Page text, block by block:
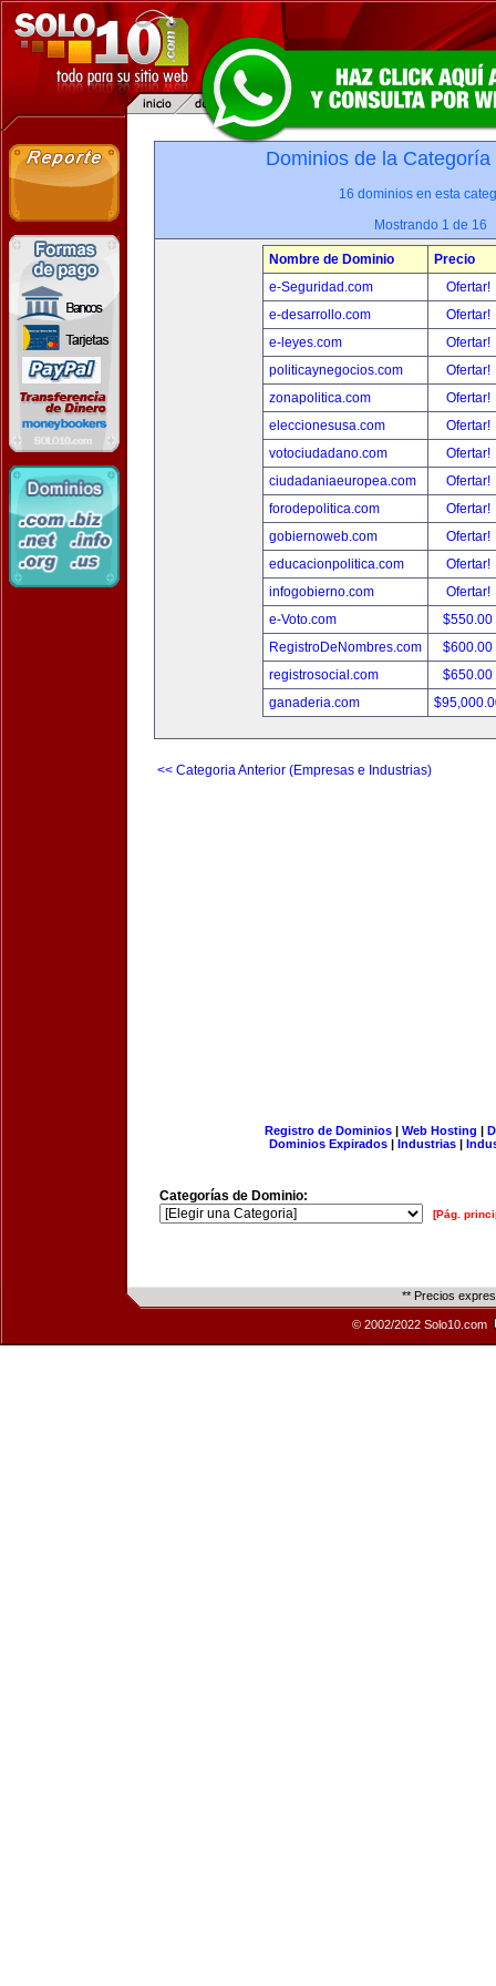
Dominios de la
16 dominios en esta
Mostrando 1 de 16
Nombre de Dominio
Precio
e-Seguridad.com
Ofertar!
e-desarrollo.com
Ofertar!
e-leyes.com
Ofertar!
politicaynegocios.com
Ofertar!
zonapolitica.com
Ofertar!
eleccionesusa.com
Ofertar!
votociudadano.com
Ofertar!
ciudadaniaeuropea.com
Ofertar!
forodepolitica.com
Ofertar!
gobiernoweb.com
Ofertar!
educacionpolitica.com
Ofertar!
infogobierno.com
Ofertar!
e-Voto.com
$550.00
RegistroDeNombres.com
$600.00
registrosocial.com
$650.00
ganaderia.com
<< Categoria Anterior (Empresas e Industrias)
Registro de Dominios| Web Hosting |
Dominios Expirados | Industrias |
Categorías de Dominio:
[Pág.
** Precios
© 2002/2022 Solo10.com